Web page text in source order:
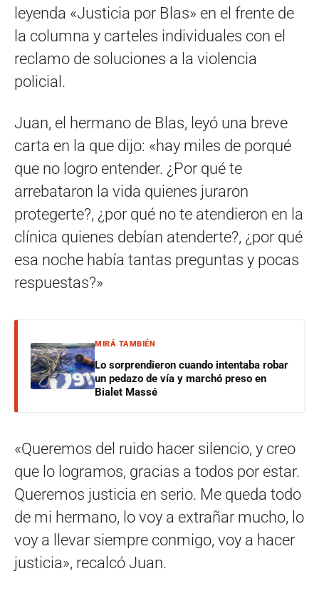
leyenda «Justicia por Blas» en el frente de
la columna y carteles individuales con el
reclamo de soluciones a la violencia
policial.
Juan, el hermano de Blas, leyó una breve
carta en la que dijo: «hay miles de porqué
que no logro entender. ¿Por qué te
arrebataron la vida quienes juraron
protegerte?, ¿por qué no te atendieron en la
clínica quienes debían atenderte?, ¿por qué
esa noche había tantas preguntas y pocas
respuestas?»
MIRÁ TAMBIÉN
Lo sorprendieron cuando intentaba robar
un pedazo de vía y marchó preso en
Bialet Massé
«Queremos del ruido hacer silencio, y creo
que lo logramos, gracias a todos por estar.
Queremos justicia en serio. Me queda todo
de mi hermano, lo voy a extrañar mucho, lo
voy a llevar siempre conmigo, voy a hacer
justicia», recalcó Juan.